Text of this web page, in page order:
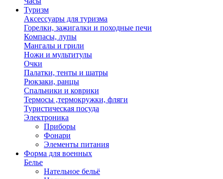
Туризм
Аксессуары для туризма
Горелки, зажигалки и походные печи
Компасы, лупы
Мангалы и грили
Ножи и мультитулы
Очки
Палатки, тенты и шатры
Рюкзаки, ранцы
Спальники и коврики
Термосы ,термокружки, фляги
Туристическая посуда
Электроника
Приборы
Фонари
Элементы питания
Форма для военных
Белье
Нательное бельё